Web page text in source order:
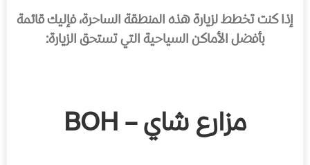
إذا كنت تخطط لزيارة هذه المنطقة الساحرة، فإليك قائمة
بأفضل الأماكن السياحية التي تستحق الزيارة:
مزارع شاي – BOH